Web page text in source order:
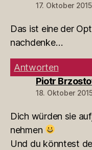
17. Oktober
Das ist eine der
nachdenke…
Antworten
Piotr
18. Oktober
Dich würden sie
nehmen
Und du könntest